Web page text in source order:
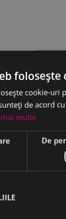
dupa al
folosește
cookie-
de acord
multe
De